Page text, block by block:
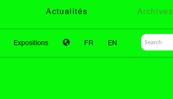
Actualités Archives
Expositions FR EN